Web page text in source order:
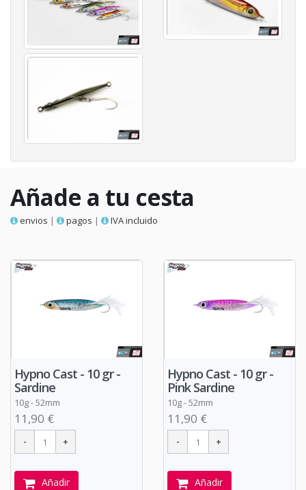
Añade a tu cesta
envios | pagos | IVA incluido
Hypno Cast - 10 gr -
Sardine
10g - 52mm
11,90 €
Añadir
Hypno Cast - 10 gr -
Pink Sardine
10g - 52mm
11,90 €
Añadir